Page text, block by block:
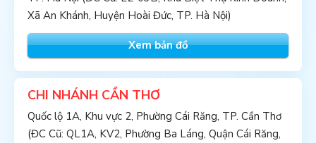
Xã An Khánh, Huyện Hoài Đức, TP. Hà Nội)
Xem bản đồ
CHI NHÁNH CẦN THƠ
Quốc lộ 1A, Khu vực 2, Phường Cái Răng, TP. Cần Thơ
(ĐC Cũ: QL1A, KV2, Phường Ba Láng, Quận Cái Răng,